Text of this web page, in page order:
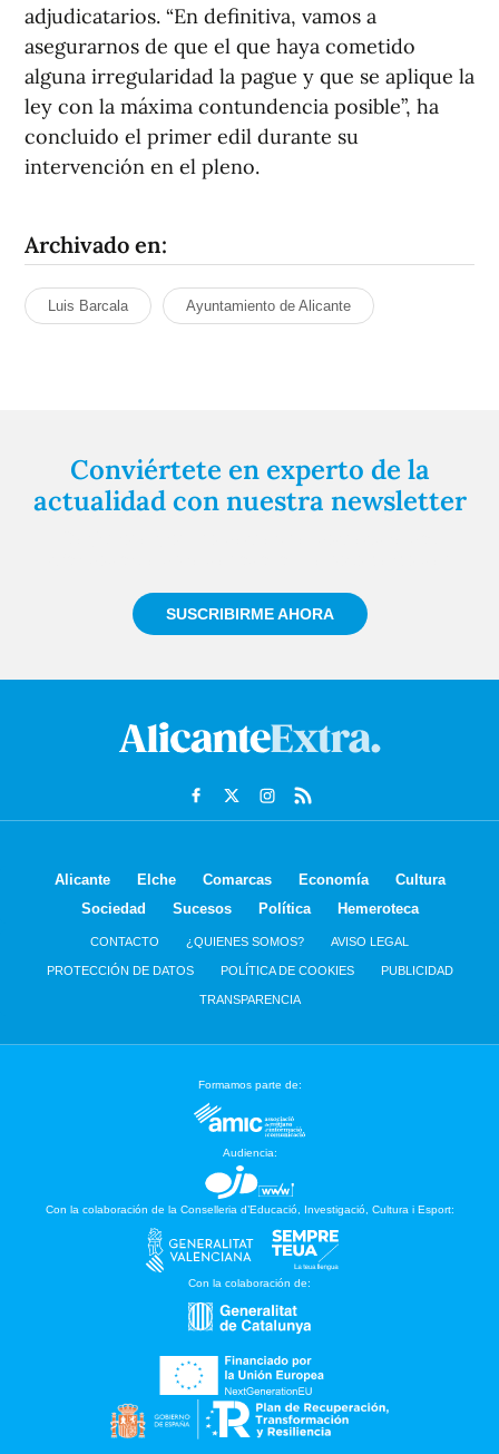
adjudicatarios. “En definitiva, vamos a
asegurarnos de que el que haya cometido
alguna irregularidad la pague y que se aplique la
ley con la máxima contundencia posible”, ha
concluido el primer edil durante su
intervención en el pleno.
Archivado en:
Luis Barcala Ayuntamiento de Alicante
Conviértete en experto de la
actualidad con nuestra newsletter
SUSCRIBIRME AHORA
Alicante Elche Comarcas Economía
Cultura
Sociedad
Sucesos Política Hemeroteca
CONTACTO ¿QUIENES SOMOS? AVISO LEGAL
PROTECCIÓN DE DATOS POLÍTICA DE COOKIES PUBLICIDAD
TRANSPARENCIA
Formamos parte de:
Audiencia:
Con la colaboración de la Conselleria d’Educació, Investigació, Cultura i Esport:
Con la colaboración de: